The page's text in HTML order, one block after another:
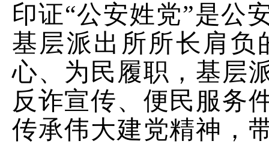
印证“公安姓党”是公
基层派出所所长肩负
心、为民履职，基层
反诈宣传、便民服务
传承伟大建党精神，